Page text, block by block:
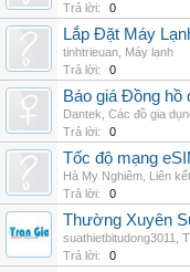
Trả lời:
0
Lắp Đặt Máy
tinhtrieuan Máy lạnh
Trả lời:
0
Báo giá Đồng hồ
Dantek Các đồ gia
Trả lời:
0
Tốc độ mạng
Hà My Nghiêm Liên kết
Trả lời:
0
Thường Xuyên
suathietbitudong3011
Trả lời:
0